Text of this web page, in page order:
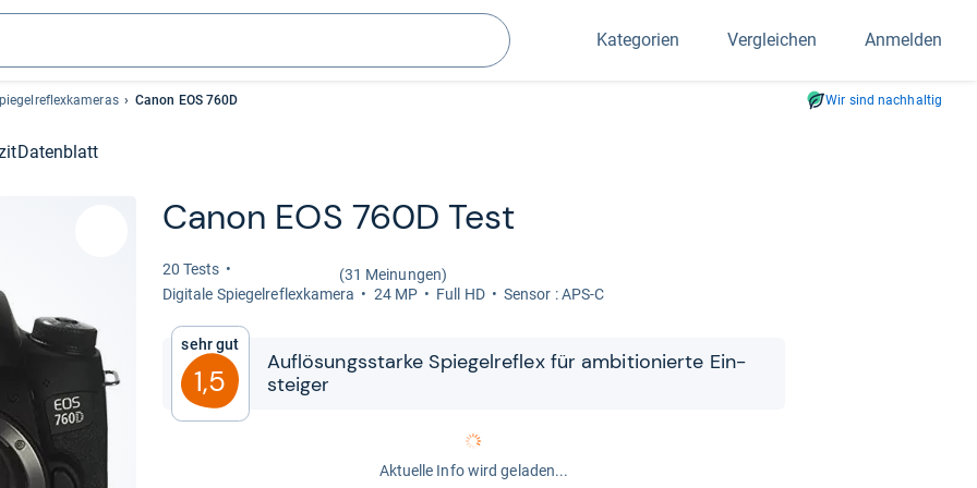
Suchen
Kategorien Vergleichen Anmelden
Canon EOS 760D Wir sind nachhaltig
Datenblatt
Canon EOS 760D Test
20 Tests
(31 Meinungen)
Digi­tale Spie­gel­re­flex­ka­mera
24 MP Full HD Sen­sor : APS-C
Sehr gut
1,5
Auf­lö­sungs­starke Spie­gel­re­flex für ambi­tio­nierte Ein­
stei­ger
Aktuelle Info wird geladen...